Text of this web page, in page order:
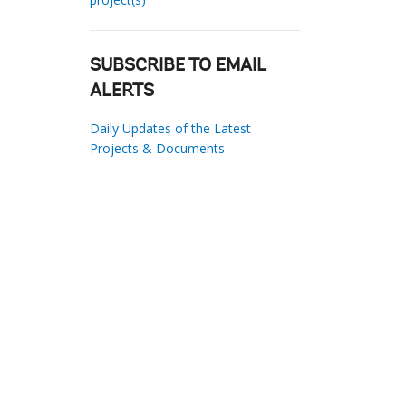
SUBSCRIBE TO EMAIL
ALERTS
Daily Updates of the Latest
Projects & Documents